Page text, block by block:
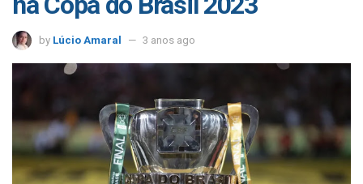
by Lúcio Amaral 3 anos ago